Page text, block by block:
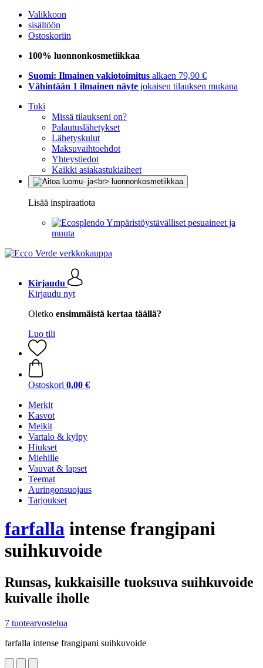
Valikkoon
sisältöön
Ostoskoriin
100% luonnonkosmetiikkaa
Suomi: Ilmainen vakiotoimitus alkaen 79,90 €
Vähintään 1 ilmainen näyte jokaisen tilauksen mukana
Tuki
Missä tilaukseni on?
Palautuslähetykset
Lähetyskulut
Maksuvaihtoehdot
Yhteystiedot
Kaikki asiakastukiaiheet
Lisää inspiraatiota
Ympäristöystävälliset pesuaineet ja
muuta
Kirjaudu
Kirjaudu nyt
Oletko ensimmäistä kertaa täällä?
Luo tili
Ostoskori 0,00 €
Merkit
Kasvot
Meikit
Vartalo & kylpy
Hiukset
Miehille
Vauvat & lapset
Teemat
Auringonsuojaus
Tarjoukset
farfalla intense frangipani
suihkuvoide
Runsas, kukkaisille tuoksuva suihkuvoide
kuivalle iholle
7 tuotearvostelua
farfalla intense frangipani suihkuvoide